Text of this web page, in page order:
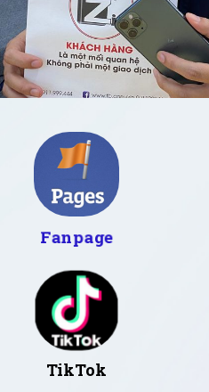
TikTok
Fanpage